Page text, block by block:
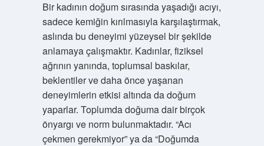
Bir kadının doğum sırasında yaşadığı acıyı,
sadece kemiğin kırılmasıyla karşılaştırmak,
aslında bu deneyimi yüzeysel bir şekilde
anlamaya çalışmaktır. Kadınlar, fiziksel
ağrının yanında, toplumsal baskılar,
beklentiler ve daha önce yaşanan
deneyimlerin etkisi altında da doğum
yaparlar. Toplumda doğuma dair birçok
önyargı ve norm bulunmaktadır. “Acı
çekmen gerekmiyor” ya da “Doğumda